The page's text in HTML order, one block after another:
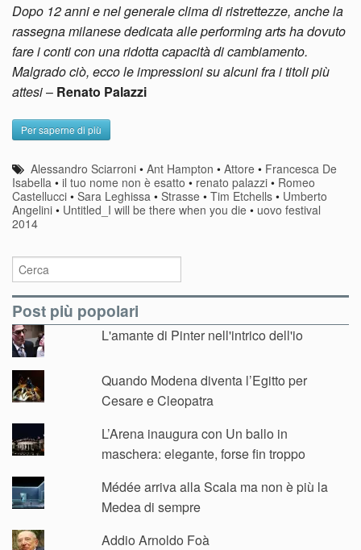
Dopo 12 anni e nel generale clima di ristrettezze, anche la
rassegna milanese dedicata alle performing arts ha dovuto
fare i conti con una ridotta capacità di cambiamento.
Malgrado ciò, ecco le impressioni su alcuni fra i titoli più
attesi– Renato Palazzi
Per saperne di più
Alessandro Sciarroni •Ant Hampton •Attore • Francesca De
Isabella • il tuo nome non è esatto • renato palazzi • Romeo
Castellucci • Sara Leghissa • Strasse • Tim Etchells • Umberto
Angelini • Untitled_I will be there when you die • uovo festival
2014
Post più popolari
L'amante di Pinter nell'intrico dell'io
Quando Modena diventa l’Egitto per
Cesare e Cleopatra
L’Arena inaugura con Un ballo in
maschera: elegante, forse fin troppo
Médée arriva alla Scala ma non è più la
Medea di sempre
Addio Arnoldo Foà